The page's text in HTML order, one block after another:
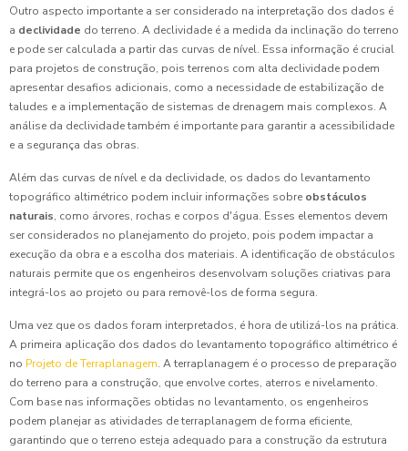
Outro aspecto importante a ser considerado na interpretação dos dados é
a declividade do terreno. A declividade é a medida da inclinação do terreno
e pode ser calculada a partir das curvas de nível. Essa informação é crucial
para projetos de construção, pois terrenos com alta declividade podem
apresentar desafios adicionais, como a necessidade de estabilização de
taludes e a implementação de sistemas de drenagem mais complexos. A
análise da declividade também é importante para garantir a acessibilidade
e a segurança das obras.
Além das curvas de nível e da declividade, os dados do levantamento
topográfico altimétrico podem incluir informações sobre obstáculos
naturais, como árvores, rochas e corpos d'água. Esses elementos devem
ser considerados no planejamento do projeto, pois podem impactar a
execução da obra e a escolha dos materiais. A identificação de obstáculos
naturais permite que os engenheiros desenvolvam soluções criativas para
integrá-los ao projeto ou para removê-los de forma segura.
Uma vez que os dados foram interpretados, é hora de utilizá-los na prática.
A primeira aplicação dos dados do levantamento topográfico altimétrico é
no Projeto de Terraplanagem. A terraplanagem é o processo de preparação
do terreno para a construção, que envolve cortes, aterros e nivelamento.
Com base nas informações obtidas no levantamento, os engenheiros
podem planejar as atividades de terraplanagem de forma eficiente,
garantindo que o terreno esteja adequado para a construção da estrutura